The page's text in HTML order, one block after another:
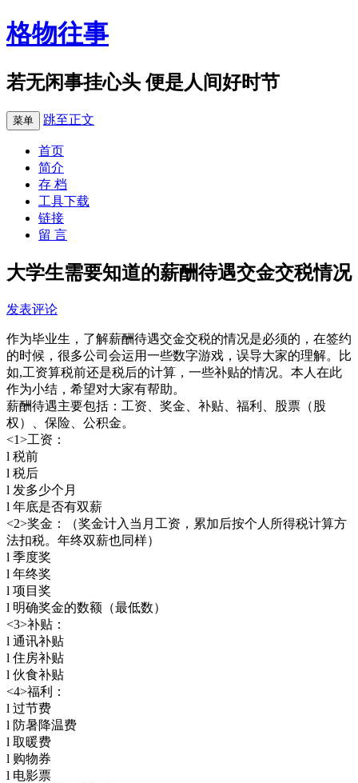
格物往事
若无闲事挂心头 便是人间好时节
菜单 跳至正文
首页
简介
存 档
工具下载
链接
留 言
大学生需要知道的薪酬待遇交金交税情况
发表评论
作为毕业生，了解薪酬待遇交金交税的情况是必须的，在签约
的时候，很多公司会运用一些数字游戏，误导大家的理解。比
如,工资算税前还是税后的计算，一些补贴的情况。本人在此
作为小结，希望对大家有帮助。
薪酬待遇主要包括：工资、奖金、补贴、福利、股票（股
权）、保险、公积金。
<1>工资：
l 税前
l 税后
l 发多少个月
l 年底是否有双薪
<2>奖金：（奖金计入当月工资，累加后按个人所得税计算方
法扣税。年终双薪也同样）
l 季度奖
l 年终奖
l 项目奖
l 明确奖金的数额（最低数）
<3>补贴：
l 通讯补贴
l 住房补贴
l 伙食补贴
<4>福利：
l 过节费
l 防暑降温费
l 取暖费
l 购物券
l 电影票